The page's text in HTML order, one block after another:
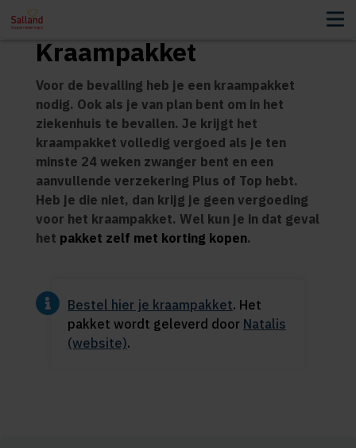
Kraampakket
Voor de bevalling heb je een kraampakket
nodig. Ook als je van plan bent om in het
ziekenhuis te bevallen. Je krijgt het
kraampakket volledig vergoed als je ten
minste 24 weken zwanger bent en een
aanvullende verzekering Plus of Top hebt.
Heb je die niet, dan krijg je geen vergoeding
voor het kraampakket. Wel kun je in dat geval
het pakket zelf met korting kopen.
Bestel hier je kraampakket. Het
pakket wordt geleverd door Natalis
(website).